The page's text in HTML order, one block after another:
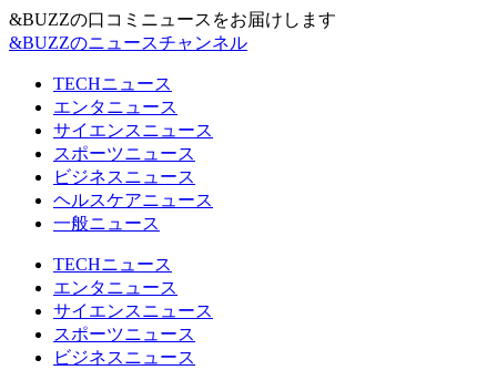
&BUZZの口コミニュースをお届けします
&BUZZのニュースチャンネル
TECHニュース
エンタニュース
サイエンスニュース
スポーツニュース
ビジネスニュース
ヘルスケアニュース
一般ニュース
TECHニュース
エンタニュース
サイエンスニュース
スポーツニュース
ビジネスニュース